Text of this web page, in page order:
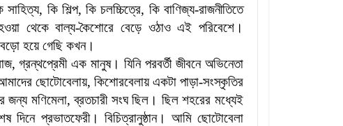
কি শিল্প, কি চলচ্চিত্রে, কি বাণিজ্য-রাজনীতিতে
থেকে বাল্য-কৈশোরে বেড়ে ওঠাও এই পরিবেশে।
হয়ে গেছি কখন।
গ্রন্থপ্রেমী এক মানুষ। যিনি পরবর্তী জীবনে অভিনেতা
ছোটোবেলায়, কিশোরবেলায় একটা পাড়া-সংস্কৃতির
মণিমেলা, ব্রতচারী সংঘ ছিল। ছিল শহরের মধ্যেই
প্রভাতফেরী। বিচিত্রানুষ্ঠান। আমি ছোটোবেলা